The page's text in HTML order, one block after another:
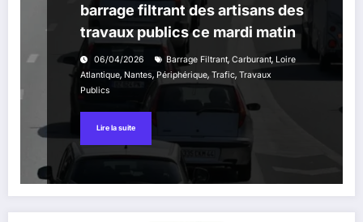
barrage filtrant des artisans des
travaux publics ce mardi matin
06/04/2026 Barrage Filtrant, Carburant, Loire
Atlantique, Nantes, Périphérique, Trafic, Travaux
Publics
Lire la suite